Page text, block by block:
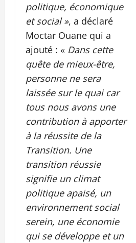
politique, économique
et social », a déclaré
Moctar Ouane qui a
ajouté : « Dans cette
quête de mieux-être,
personne ne sera
laissée sur le quai car
tous nous avons une
contribution à apporter
à la réussite de la
Transition. Une
transition réussie
signifie un climat
politique apaisé, un
environnement social
serein, une économie
qui se développe et un